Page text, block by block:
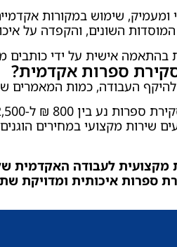
ומעמיק, שימוש במקורות
השונים, והקפדה על
אישית על ידי כותבים
ספרות אקדמית?
העבודה, כמות המאמרים
שירות מקצועי במחירים
מקצועית לעבודה האקדמית
ספרות איכותית ומדויקת